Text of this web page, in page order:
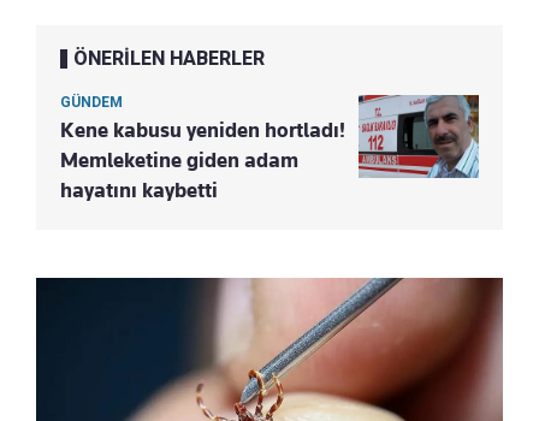
ÖNERİLEN HABERLER
GÜNDEM
Kene kabusu yeniden hortladı!
Memleketine giden adam
hayatını kaybetti